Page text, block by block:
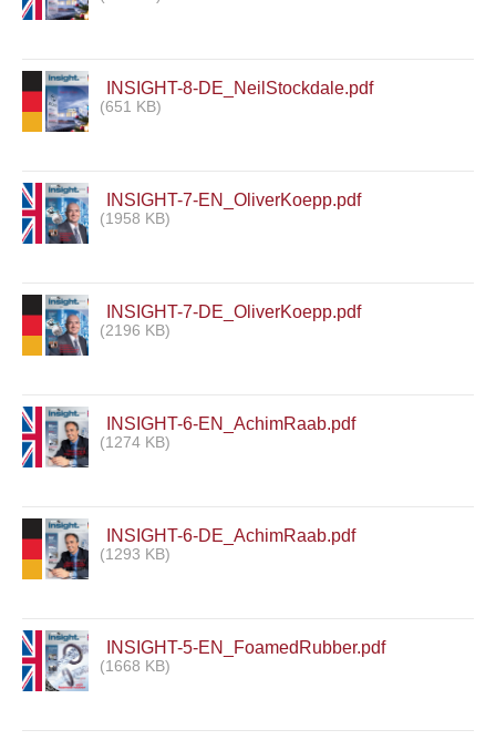
INSIGHT-8-DE_NeilStockdale.pdf
(651 KB)
INSIGHT-7-EN_OliverKoepp.pdf
(1958 KB)
INSIGHT-7-DE_OliverKoepp.pdf
(2196 KB)
INSIGHT-6-EN_AchimRaab.pdf
(1274 KB)
INSIGHT-6-DE_AchimRaab.pdf
(1293 KB)
INSIGHT-5-EN_FoamedRubber.pdf
(1668 KB)